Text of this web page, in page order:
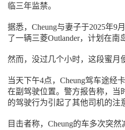
临三年监禁。
据悉，Cheung与妻子于2025年9
了一辆三菱Outlander，计划在南
然而，没过几个小时，这段蜜月
当天下午4点，Cheung驾车途经
在副驾驶位置。警方报告称，当
的驾驶行为引起了其他司机的注
目击者称，Cheung的车多次突